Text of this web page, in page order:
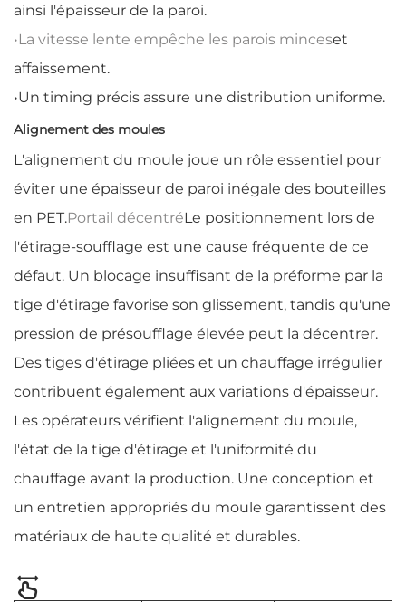
ainsi l'épaisseur de la paroi.
•La vitesse lente empêche les parois minceset
affaissement.
•Un timing précis assure une distribution uniforme.
Alignement des moules
L'alignement du moule joue un rôle essentiel pour
éviter une épaisseur de paroi inégale des bouteilles
en PET.Portail décentréLe positionnement lors de
l'étirage-soufflage est une cause fréquente de ce
défaut. Un blocage insuffisant de la préforme par la
tige d'étirage favorise son glissement, tandis qu'une
pression de présoufflage élevée peut la décentrer.
Des tiges d'étirage pliées et un chauffage irrégulier
contribuent également aux variations d'épaisseur.
Les opérateurs vérifient l'alignement du moule,
l'état de la tige d'étirage et l'uniformité du
chauffage avant la production. Une conception et
un entretien appropriés du moule garantissent des
matériaux de haute qualité et durables.